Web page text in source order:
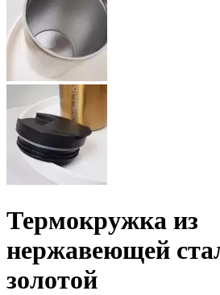
Термокружка из
нержавеющей
золотой